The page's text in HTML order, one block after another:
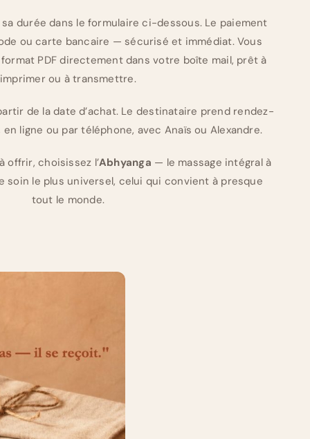
durée dans le formulaire ci-dessous. Le paiement
ou carte bancaire — sécurisé et immédiat. Vous
PDF directement dans votre boîte mail, prêt à
imprimer ou à transmettre.
de la date d’achat. Le destinataire prend rendez-
ligne ou par téléphone, avec Anaïs ou Alexandre.
offrir, choisissez l’Abhyanga — le massage intégral à
soin le plus universel, celui qui convient à presque
tout le monde.